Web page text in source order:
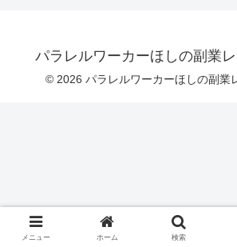
パラレルワーカーほしの副業
© 2026 パラレルワーカーほしの副業
メニュー ホーム 検索